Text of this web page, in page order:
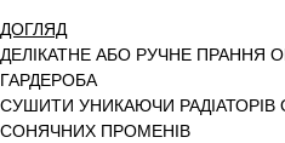
ДОГЛЯД
ДЕЛІКАТНЕ АБО РУЧНЕ ПРАННЯ
ГАРДЕРОБА
СУШИТИ УНИКАЮЧИ
СОНЯЧНИХ ПРОМЕНІВ